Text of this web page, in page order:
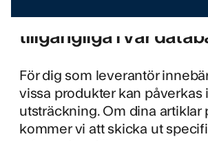
produktklasser nu blir
tillgängliga i vår
För dig som leverantör
vissa produkter kan påverkas
utsträckning. Om dina artiklar
kommer vi att skicka ut